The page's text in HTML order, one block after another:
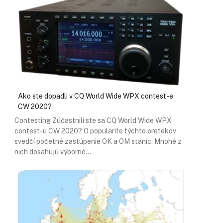
Ako ste dopadli v CQ World Wide WPX contest-e
CW 2020?
Contesting Zúčastnili ste sa CQ World Wide WPX
contest-u CW 2020? O popularite týchto pretekov
svedčí početné zastúpenie OK a OM staníc. Mnohé z
nich dosahujú výborné…